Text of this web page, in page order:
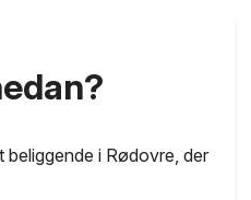
beliggende i Rødovre, der